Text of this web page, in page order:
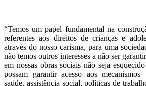
“Temos um papel fundamental na
referentes aos direitos de crianças e
através do nosso carisma, para uma
não temos outros interesses a não ser
em nossas obras sociais não seja
possam garantir acesso aos
saúde, assistência social, políticas de